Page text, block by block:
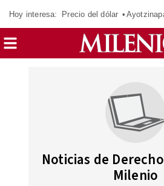
Hoy interesa: Precio del dólar
Noticias de
Milenio